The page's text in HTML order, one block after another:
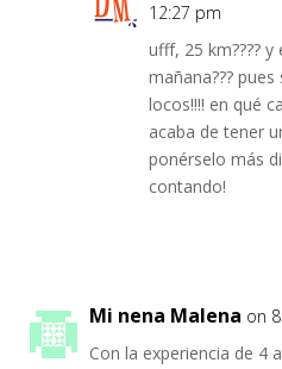
12:27 pm
ufff, 25 km????
mañana???
locos!!!! en qué
acaba de tener
ponérselo más
contando!
Mi nena Malena on
Con la experiencia de 4